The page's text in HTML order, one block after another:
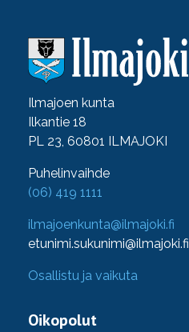
Ilmajoen kunta
Ilkantie 18
PL 23, 60801 ILMAJOKI
Puhelinvaihde
(06) 419 1111
ilmajoenkunta@ilmajoki.fi
etunimi.sukunimi@ilmajoki.fi
Osallistu ja vaikuta
Oikopolut